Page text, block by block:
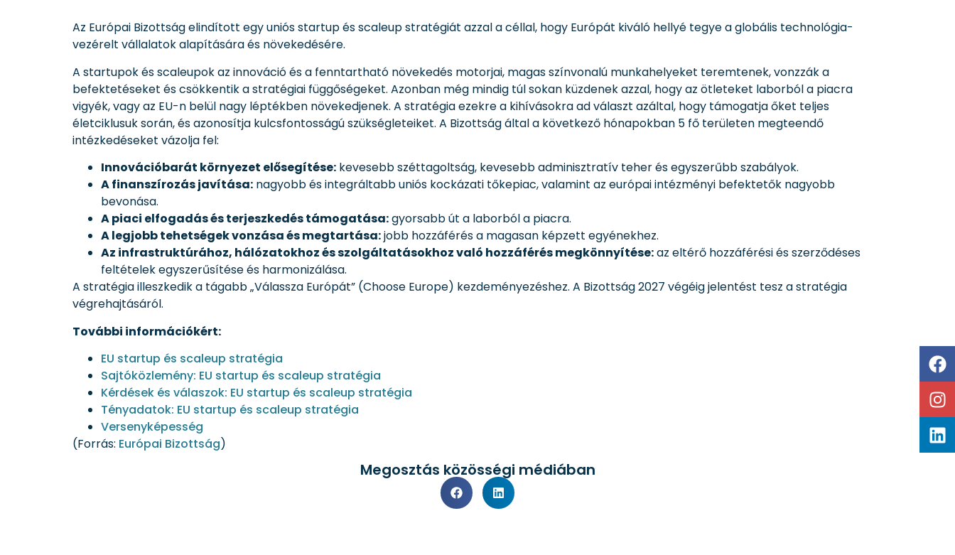
Az Európai Bizottság elindított egy uniós startup és scaleup stratégiát azzal a céllal, hogy Európát kiváló hellyé tegye a globális technológia-
vezérelt vállalatok alapítására és növekedésére.
A startupok és scaleupok az innováció és a fenntartható növekedés motorjai, magas színvonalú munkahelyeket teremtenek, vonzzák a
befektetéseket és csökkentik a stratégiai függőségeket. Azonban még mindig túl sokan küzdenek azzal, hogy az ötleteket laborból a piacra
vigyék, vagy az EU-n belül nagy léptékben növekedjenek. A stratégia ezekre a kihívásokra ad választ azáltal, hogy támogatja őket teljes
életciklusuk során, és azonosítja kulcsfontosságú szükségleteiket. A Bizottság által a következő hónapokban 5 fő területen megteendő
intézkedéseket vázolja fel:
Innovációbarát környezet elősegítése: kevesebb széttagoltság, kevesebb adminisztratív teher és egyszerűbb szabályok.
A finanszírozás javítása: nagyobb és integráltabb uniós kockázati tőkepiac, valamint az európai intézményi befektetők nagyobb
bevonása.
A piaci elfogadás és terjeszkedés támogatása:gyorsabb út a laborból a piacra.
A legjobb tehetségek vonzása és megtartása:jobb hozzáférés a magasan képzett egyénekhez.
Az infrastruktúrához, hálózatokhoz és szolgáltatásokhoz való hozzáférés megkönnyítése:az eltérő hozzáférési és szerződéses
feltételek egyszerűsítése és harmonizálása.
A stratégia illeszkedik a tágabb „Válassza Európát” (Choose Europe) kezdeményezéshez. A Bizottság 2027 végéig jelentést tesz a stratégia
végrehajtásáról.
További információkért:
EU startup és scaleup stratégia
Sajtóközlemény: EU startup és scaleup stratégia
Kérdések és válaszok: EU startup és scaleup stratégia
Tényadatok: EU startup és scaleup stratégia
Versenyképesség
(Forrás: Európai Bizottság)
Megosztás közösségi médiában